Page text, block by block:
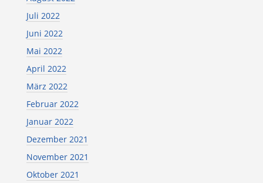
Juli 2022
Juni 2022
Mai 2022
April 2022
März 2022
Februar 2022
Januar 2022
Dezember 2021
November 2021
Oktober 2021